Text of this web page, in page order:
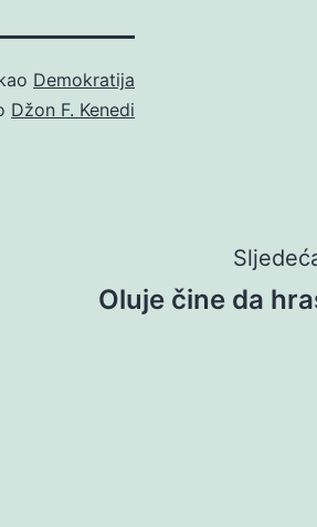
Demokratija
Džon F. Kenedi
Oluje čine da